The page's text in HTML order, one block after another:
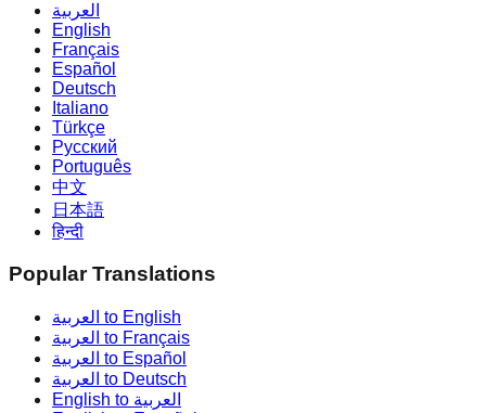
العربية
English
Français
Español
Deutsch
Italiano
Türkçe
Русский
Português
中文
日本語
हिन्दी
Popular Translations
العربية to English
العربية to Français
العربية to Español
العربية to Deutsch
English to العربية